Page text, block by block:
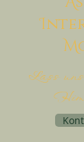
I
M
Lass